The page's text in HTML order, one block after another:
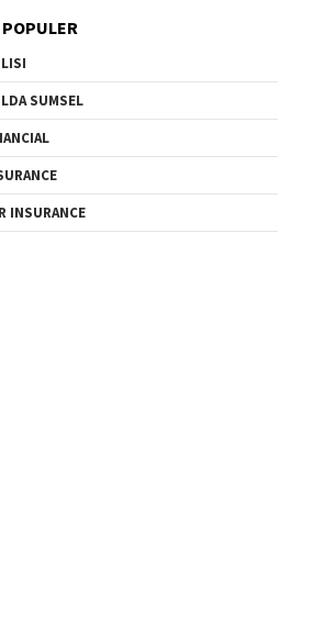
SUMSEL
INSURANCE